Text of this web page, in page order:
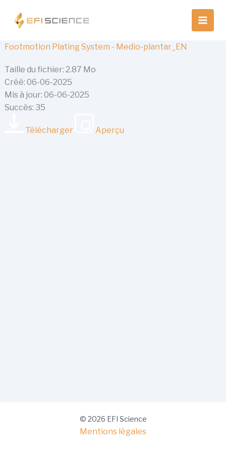
contenu
Footmotion Plating System - Medio-plantar_EN
Taille du fichier: 2.87 Mo
Créé: 06-06-2025
Mis à jour: 06-06-2025
Succès: 35
Télécharger Aperçu
© 2026 EFI Science
Mentions légales